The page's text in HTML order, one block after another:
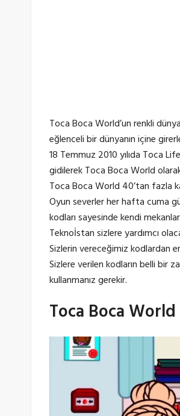
Toca Boca World’un renkli
eğlenceli bir dünyanın içine
18 Temmuz 2010 yılıda Toca
gidilerek Toca Boca World
Toca Boca World 40’tan fazla
Oyun severler her hafta cuma
kodları sayesinde kendi
Teknoİstan sizlere yardımcı
Sizlerin vereceğimiz kodlardan
Sizlere verilen kodların belli bir
kullanmanız gerekir.
Toca Boca